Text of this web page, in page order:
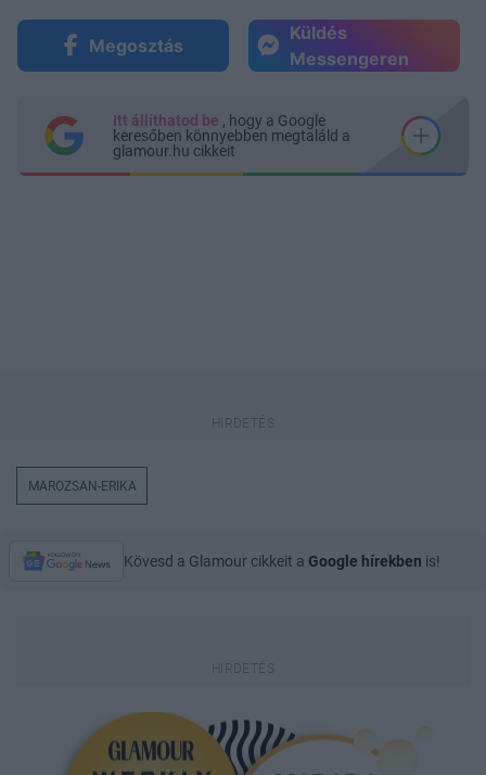
Megosztás
Küldés
Messengeren
Itt állíthatod be , hogy a Google
keresőben könnyebben megtaláld a
glamour.hu cikkeit
MAROZSAN-ERIKA
Kövesd a Glamour cikkeit a Google hírekben is!